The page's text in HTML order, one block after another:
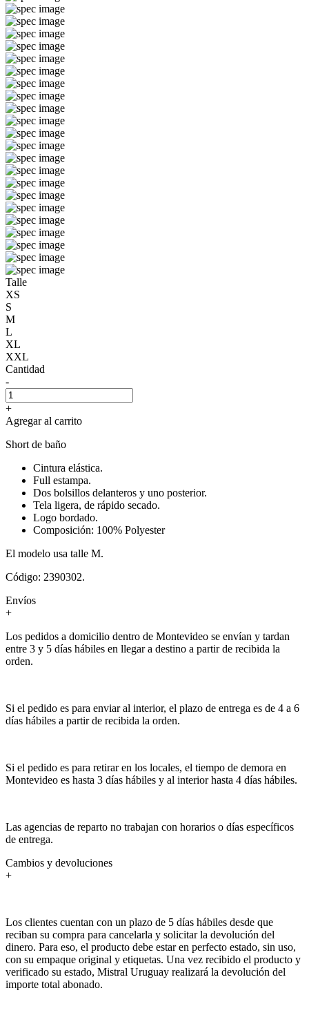
Talle
XS
S
M
L
XL
XXL
Cantidad
-
+
Agregar al carrito
Short de baño
Cintura elástica.
Full estampa.
Dos bolsillos delanteros y uno posterior.
Tela ligera, de rápido secado.
Logo bordado.
Composición: 100% Polyester
El modelo usa talle M.
Código: 2390302.
Envíos
+
Los pedidos a domicilio dentro de Montevideo se envían y tardan
entre 3 y 5 días hábiles en llegar a destino a partir de recibida la
orden.
Si el pedido es para enviar al interior, el plazo de entrega es de 4 a 6
días hábiles a partir de recibida la orden.
Si el pedido es para retirar en los locales, el tiempo de demora en
Montevideo es hasta 3 días hábiles y al interior hasta 4 días hábiles.
Las agencias de reparto no trabajan con horarios o días específicos
de entrega.
Cambios y devoluciones
+
Los clientes cuentan con un plazo de 5 días hábiles desde que
reciban su compra para cancelarla y solicitar la devolución del
dinero. Para eso, el producto debe estar en perfecto estado, sin uso,
con su empaque original y etiquetas. Una vez recibido el producto y
verificado su estado, Mistral Uruguay realizará la devolución del
importe total abonado.